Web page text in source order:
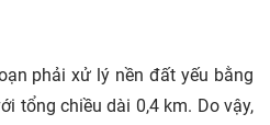
phải xử lý nền đất yếu bằng
tổng chiều dài 0,4 km. Do vậy,